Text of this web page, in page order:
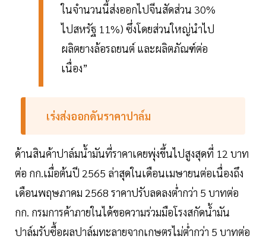
ในจำนวนนี้ส่งออกไปจีนสัดส่วน 30%
ไปสหรัฐ 11%) ซึ่งโดยส่วนใหญ่นำไป
ผลิตยางล้อรถยนต์ และผลิตภัณฑ์ต่อ
เนื่อง”
เร่งส่งออกดันราคาปาล์ม
ด้านสินค้าปาล์มน้ำมันที่ราคาเคยพุ่งขึ้นไปสูงสุดที่ 12 บาท
ต่อ กก.เมื่อต้นปี 2565 ล่าสุดในเดือนเมษายนต่อเนื่องถึง
เดือนพฤษภาคม 2568 ราคาปรับลดลงต่ำกว่า 5 บาทต่อ
กก. กรมการค้าภายในได้ขอความร่วมมือโรงสกัดน้ำมัน
ปาล์มรับซื้อผลปาล์มทะลายจากเกษตรไม่ต่ำกว่า 5 บาทต่อ